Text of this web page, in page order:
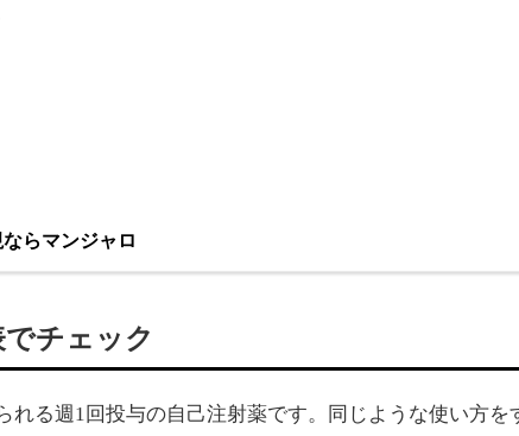
らマンジャロ
チェック
る週1回投与の自己注射薬です。同じような使い方を